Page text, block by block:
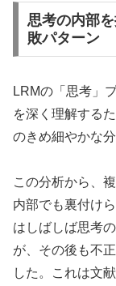
思考の内部
敗パターン
LRMの「思考」
を深く理解する
のきめ細やかな
この分析から、
内部でも裏付け
はしばしば思考
が、その後も不
した。これは文